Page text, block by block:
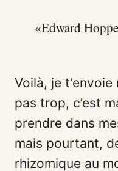
Edward
Voilà, je t’envoie
pas trop, c’est
prendre dans
mais pourtant,
rhizomique au